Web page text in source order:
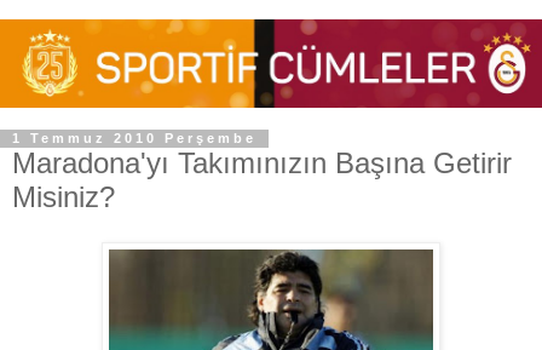
1 Temmuz 2010 Perşembe
Maradona'yı Takımınızın Başına Getirir
Misiniz?